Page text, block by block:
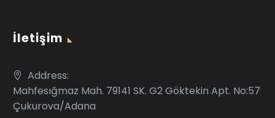
İletişim
Address:
Mahfesığmaz Mah. 79141 SK. G2 Göktekin Apt. No:57
Çukurova/Adana